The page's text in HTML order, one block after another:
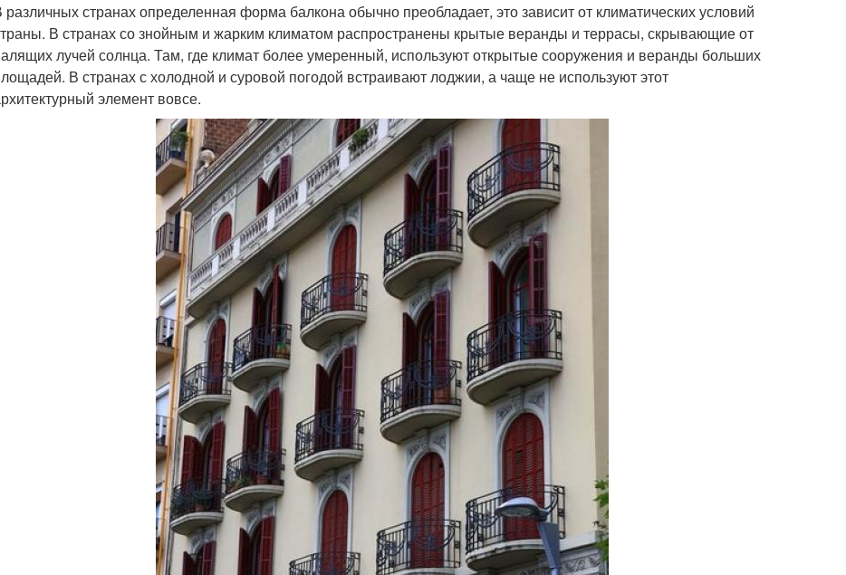
различных странах определенная форма балкона обычно преобладает, это зависит от климатических условий
В странах со знойным и жарким климатом распространены крытые веранды и террасы, скрывающие от
лучей солнца. Там, где климат более умеренный, используют открытые сооружения и веранды больших
В странах с холодной и суровой погодой встраивают лоджии, а чаще не используют этот
элемент вовсе.